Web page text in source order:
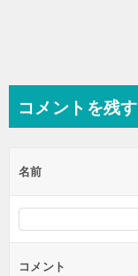
コメントを残す
名前
コメント